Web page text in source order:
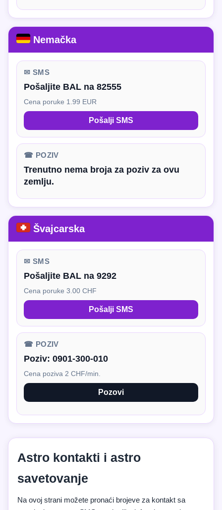
Nemačka
✉ SMS
Pošaljite BAL na 82555
Cena poruke 1.99 EUR
Pošalji SMS
☎ POZIV
Trenutno nema broja za poziv za ovu
zemlju.
Švajcarska
✉ SMS
Pošaljite BAL na 9292
Cena poruke 3.00 CHF
Pošalji SMS
☎ POZIV
Poziv: 0901-300-010
Cena poziva 2 CHF/min.
Pozovi
Astro kontakti i astro
savetovanje
Na ovoj strani možete pronaći brojeve za kontakt sa